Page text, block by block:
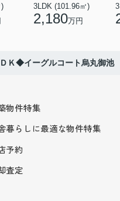
3LDK (101.96㎡)
2,180万円
Ｋ◆イーグルコート烏丸御池
物件特集
暮らしに最適な物件特集
予約
査定